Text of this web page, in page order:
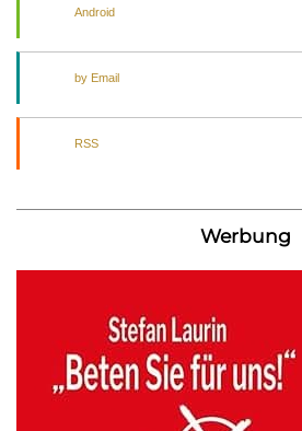
Android
by Email
RSS
Werbung